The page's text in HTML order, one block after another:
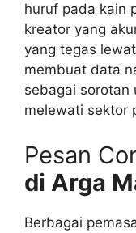
huruf pada kain
kreator yang
yang tegas
membuat data
sebagai sorotan
melewati sektor
Pesan
di Arga
Berbagai